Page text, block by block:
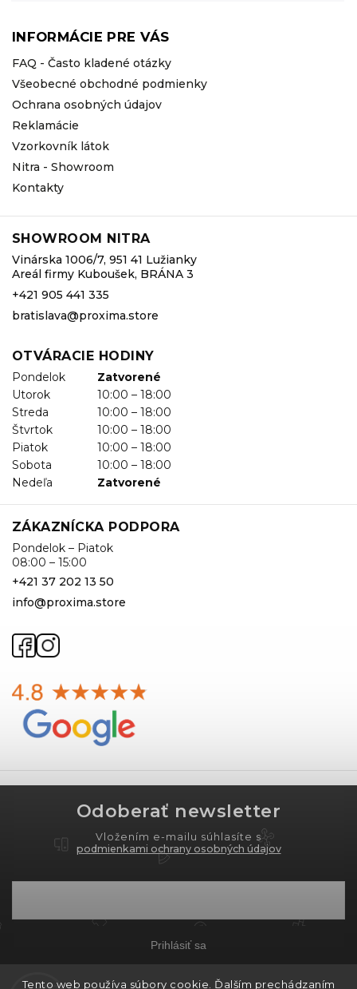
Tento web používa súbory cookie. Ďalším prechádzaním
INFORMÁCIE PRE VÁS
FAQ - Často kladené otázky
Všeobecné obchodné podmienky
Ochrana osobných údajov
Reklamácie
Vzorkovník látok
Nitra - Showroom
Kontakty
SHOWROOM NITRA
Vinárska 1006/7, 951 41 Lužianky
Areál firmy Kuboušek, BRÁNA 3
+421 905 441 335
bratislava@proxima.store
OTVÁRACIE HODINY
Pondelok
Zatvorené
Utorok
10:00 – 18:00
Streda
10:00 – 18:00
Štvrtok
10:00 – 18:00
Piatok
10:00 – 18:00
Sobota
10:00 – 18:00
Nedeľa
Zatvorené
ZÁKAZNÍCKA PODPORA
Pondelok – Piatok
08:00 – 15:00
+421 37 202 13 50
info@proxima.store
Odoberať newsletter
Vložením e-mailu súhlasíte s
podmienkami ochrany osobných údajov
Prihlásiť sa